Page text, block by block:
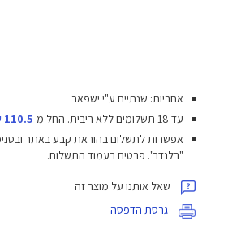
אחריות: שנתיים ע"י ישפאר
עד 18 תשלומים ללא ריבית.
החל מ-110.5 ₪
אפשרות לתשלום בהוראת קבע באתר
"בלנדר". פרטים בעמוד התשלום.
שאל אותנו על מוצר זה
גרסת הדפסה